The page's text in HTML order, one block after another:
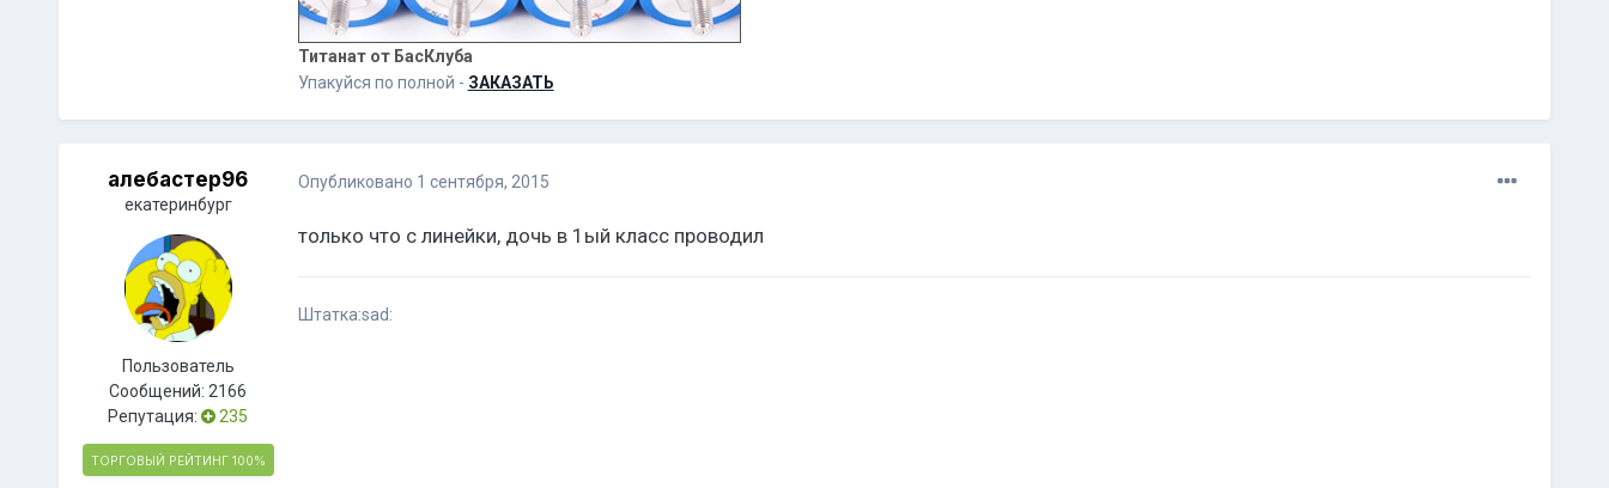
Титанат от БасКлуба
Упакуйся по полной - ЗАКАЗАТЬ
алебастер96
екатеринбург
Пользователь
Сообщений:2166
Репутация:
235
ТОРГОВЫЙ РЕЙТИНГ 100%
Опубликовано 1 сентября, 2015
только что с линейки, дочь в 1ый класс проводил
Штатка:sad: